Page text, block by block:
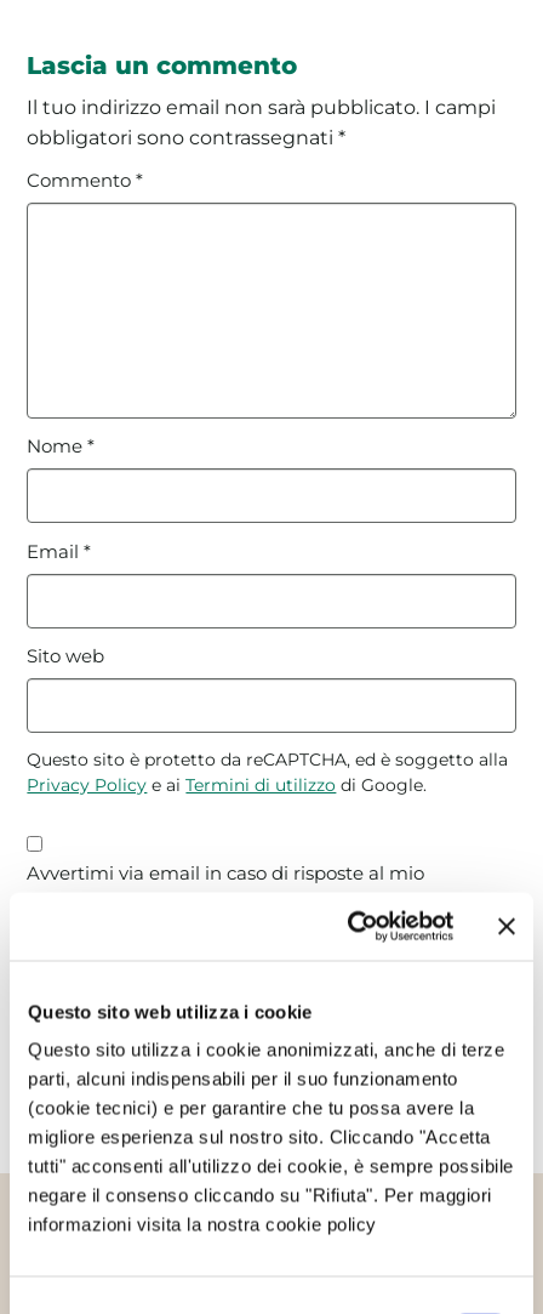
Questo sito web utilizza i cookie
Questo sito utilizza i cookie anonimizzati, anche di terze
parti, alcuni indispensabili per il suo funzionamento
(cookie tecnici) e per garantire che tu possa avere la
migliore esperienza sul nostro sito. Cliccando "Accetta
tutti" acconsenti all'utilizzo dei cookie, è sempre possibile
negare il consenso cliccando su "Rifiuta". Per maggiori
informazioni visita la nostra cookie policy
Lascia un commento
Il tuo indirizzo email non sarà pubblicato. I campi
obbligatori sono contrassegnati*
Commento*
Nome*
Email*
Sito web
Questo sito è protetto da reCAPTCHA, ed è soggetto alla
Privacy Policy e aiTermini di utilizzo di Google.
Avvertimi via email in caso di risposte al mio
articolo.